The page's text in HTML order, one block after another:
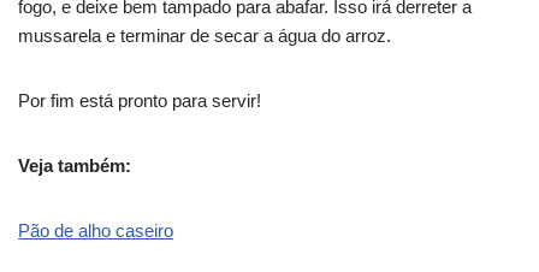
fogo, e deixe bem tampado para abafar. Isso irá derreter a
mussarela e terminar de secar a água do arroz.
Por fim está pronto para servir!
Veja também:
Pão de alho caseiro